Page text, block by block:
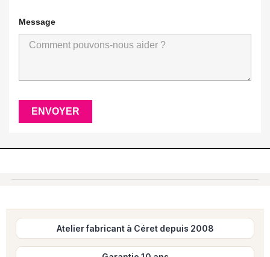
Message
Atelier fabricant à Céret depuis 2008